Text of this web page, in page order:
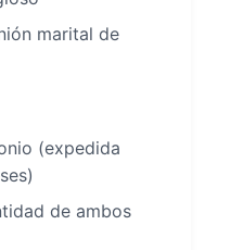
marital de
(expedida
de ambos